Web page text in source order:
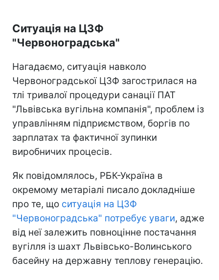
Ситуація на ЦЗФ
"Червоноградська"
Нагадаємо, ситуація навколо
Червоноградської ЦЗФ загострилася на
тлі тривалої процедури санації ПАТ
"Львівська вугільна компанія", проблем із
управлінням підприємством, боргів по
зарплатах та фактичної зупинки
виробничих процесів.
Як повідомлялось, РБК-Україна в
окремому метаріалі писало докладніше
про те, що ситуація на ЦЗФ
"Червоноградська" потребує уваги, адже
від неї залежить повноцінне постачання
вугілля із шахт Львівсько-Волинського
басейну на державну теплову генерацію.